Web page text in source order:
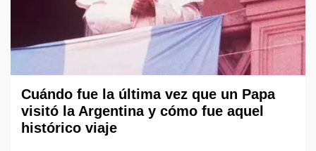
Cuándo fue la última vez que un Papa
visitó la Argentina y cómo fue aquel
histórico viaje